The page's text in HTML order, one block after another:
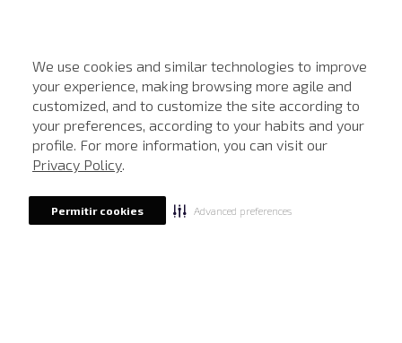
We use cookies and similar technologies to improve
your experience, making browsing more agile and
customized, and to customize the site according to
your preferences, according to your habits and your
profile. For more information, you can visit our
Privacy Policy.
Permitir cookies Advanced preferences